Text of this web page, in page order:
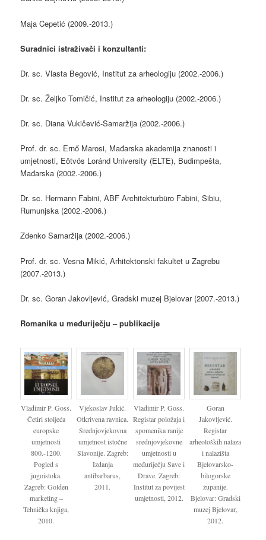
Maja Cepetić (2009.-2013.)
Suradnici istraživači i konzultanti:
Dr. sc. Vlasta Begović, Institut za arheologiju (2002.-2006.)
Dr. sc. Željko Tomičić, Institut za arheologiju (2002.-2006.)
Dr. sc. Diana Vukičević-Samaržija (2002.-2006.)
Prof. dr. sc. Ernő Marosi, Mađarska akademija znanosti i
umjetnosti, Eötvös Loránd University (ELTE), Budimpešta,
Mađarska (2002.-2006.)
Dr. sc. Hermann Fabini, ABF Architekturbüro Fabini, Sibiu,
Rumunjska (2002.-2006.)
Zdenko Samaržija (2002.-2006.)
Prof. dr. sc. Vesna Mikić, Arhitektonski fakultet u Zagrebu
(2007.-2013.)
Dr. sc. Goran Jakovljević, Gradski muzej Bjelovar (2007.-2013.)
Romanika u međuriječju – publikacije
Vladimir P. Goss.
Četiri stoljeća
europske
umjetnosti
800.-1200.
Pogled s
jugoistoka.
Zagreb: Golden
marketing –
Tehnička knjiga,
2010.
Vjekoslav Jukić.
Otkrivena ravnica.
Srednjovjekovna
umjetnost istočne
Slavonije. Zagreb:
Izdanja
antibarbarus,
2011.
Vladimir P. Goss.
Registar položaja i
spomenika ranije
srednjovjekovne
umjetnosti u
međuriječju Save i
Drave. Zagreb:
Institut za povijest
umjetnosti, 2012.
Goran
Jakovljević.
Registar
arheoloških nalaza
i nalazišta
Bjelovarsko-
bilogorske
županije.
Bjelovar: Gradski
muzej Bjelovar,
2012.